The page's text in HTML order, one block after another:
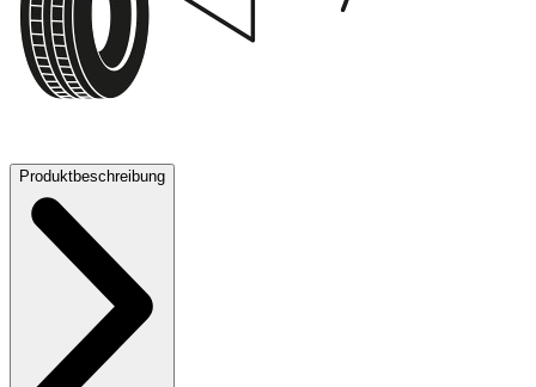
Produktbeschreibung